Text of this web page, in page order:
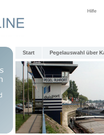
Hilfe
Start Pegelauswahl über